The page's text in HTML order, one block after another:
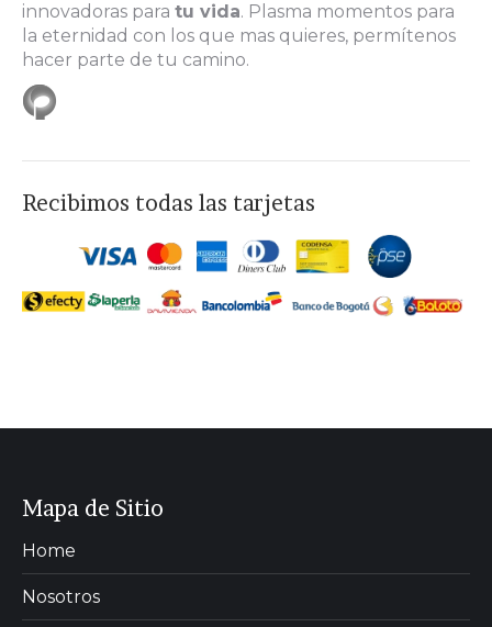
windowwindow
windowwindow
innovadoras para tu vida. Plasma momentos para
la eternidad con los que mas quieres, permítenos
hacer parte de tu camino.
Recibimos todas las tarjetas
Mapa de Sitio
Home
Nosotros